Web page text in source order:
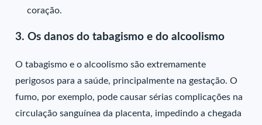
coração.
3. Os danos do tabagismo e do alcoolismo
O tabagismo e o alcoolismo são extremamente
perigosos para a saúde, principalmente na gestação. O
fumo, por exemplo, pode causar sérias complicações na
circulação sanguínea da placenta, impedindo a chegada